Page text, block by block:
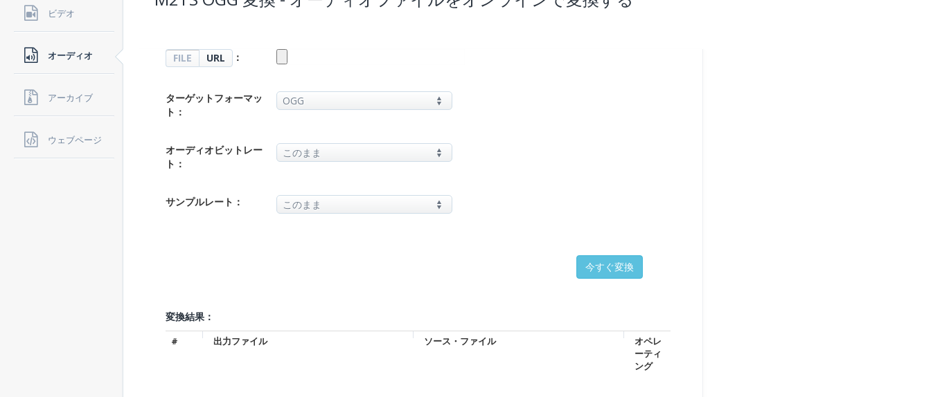
ビデオ
オーディオ
アーカイブ
ウェブページ
FILE URL ：
ターゲットフォーマッ
ト：
オーディオビットレー
ト：
サンプルレート：
変換結果：
# 出力ファイル ソース・ファイル
オペレ
ーティ
ング